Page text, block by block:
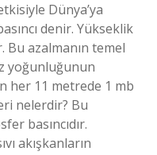
Dünya’ya
denir. Yükseklik
Bu azalmanın temel
yoğunluğunun
her 11 metrede 1 mb
nelerdir? Bu
basıncıdır.
akışkanların